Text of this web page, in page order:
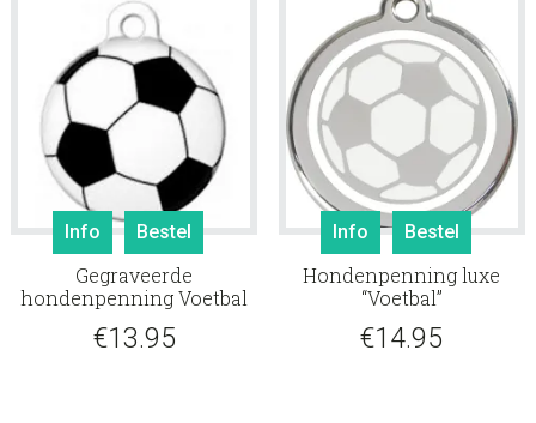
Info Bestel
Gegraveerde
hondenpenning Voetbal
€13.95
Info Bestel
Hondenpenning luxe
“Voetbal”
€14.95